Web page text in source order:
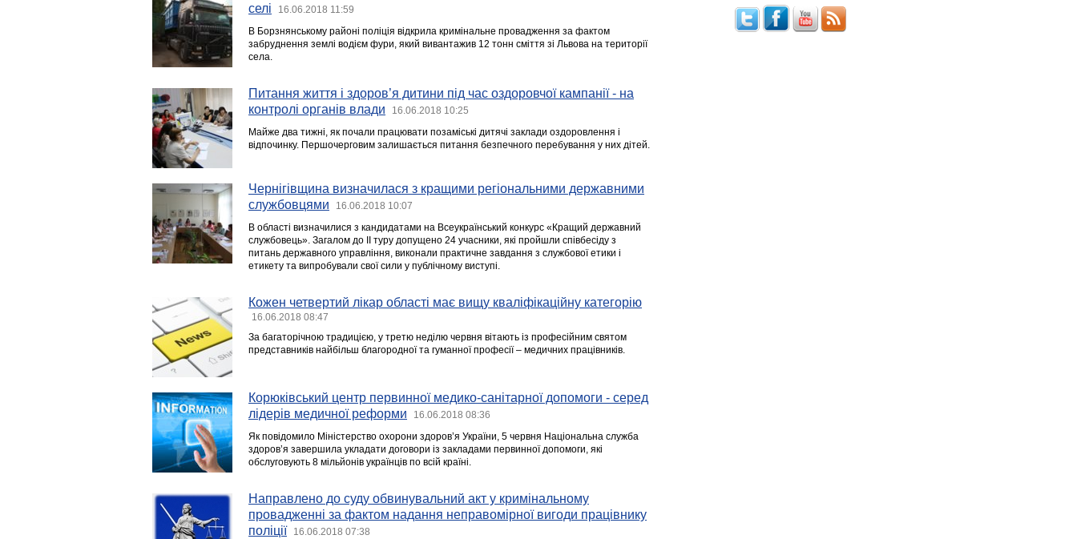
селі
16.06.2018 11:59
В Борзнянському районі поліція відкрила кримінальне провадження за фактом
забруднення землі водієм фури, який вивантажив 12 тонн сміття зі Львова на території
села.
Питання життя і здоров’я дитини під час оздоровчої кампанії - на
контролі органів влади
16.06.2018 10:25
Майже два тижні, як почали працювати позаміські дитячі заклади оздоровлення і
відпочинку. Першочерговим залишається питання безпечного перебування у них дітей.
Чернігівщина визначилася з кращими регіональними державними
службовцями
16.06.2018 10:07
В області визначилися з кандидатами на Всеукраїнський конкурс «Кращий державний
службовець». Загалом до ІІ туру допущено 24 учасники, які пройшли співбесіду з
питань державного управління, виконали практичне завдання з службової етики і
етикету та випробували свої сили у публічному виступі.
Кожен четвертий лікар області має вищу кваліфікаційну категорію
16.06.2018 08:47
За багаторічною традицією, у третю неділю червня вітають із професійним святом
представників найбільш благородної та гуманної професії – медичних працівників.
Корюківський центр первинної медико-санітарної допомоги - серед
лідерів медичної реформи
16.06.2018 08:36
Як повідомило Міністерство охорони здоров’я України, 5 червня Національна служба
здоров’я завершила укладати договори із закладами первинної допомоги, які
обслуговують 8 мільйонів українців по всій країні.
Направлено до суду обвинувальний акт у кримінальному
провадженні за фактом надання неправомірної вигоди працівнику
поліції
16.06.2018 07:38